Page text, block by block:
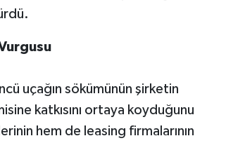
uçağın sökümünün şirketin
katkısını ortaya koyduğunu
hem de leasing firmalarının